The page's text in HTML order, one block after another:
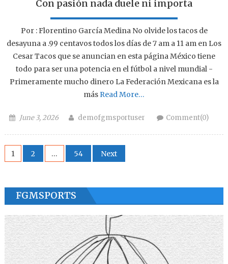
Con pasión nada duele ni importa
Por : Florentino García Medina No olvide los tacos de
desayuna a .99 centavos todos los días de 7 am a 11 am en Los
Cesar Tacos que se anuncian en esta página México tiene
todo para ser una potencia en el fútbol a nivel mundial -
Primeramente mucho dinero La Federación Mexicana es la
más Read More…
Posted on
June 3, 2026 Author
demofgmsportuser Comment(0)
Posts navigation
1 2 … 54 Next
FGMSPORTS